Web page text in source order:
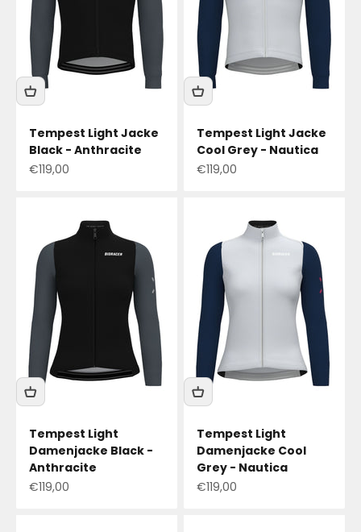
Tempest Light Jacke
Black - Anthracite
Angebotspreis
€119,00
Tempest Light Jacke
Cool Grey - Nautica
Angebotspreis
€119,00
Tempest Light
Damenjacke Black -
Anthracite
Angebotspreis
€119,00
Tempest Light
Damenjacke Cool
Grey - Nautica
Angebotspreis
€119,00